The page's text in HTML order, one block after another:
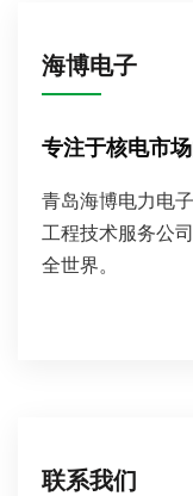
海博电子
专注于核电市
青岛海博电力电
工程技术服务公
全世界。
联系我们